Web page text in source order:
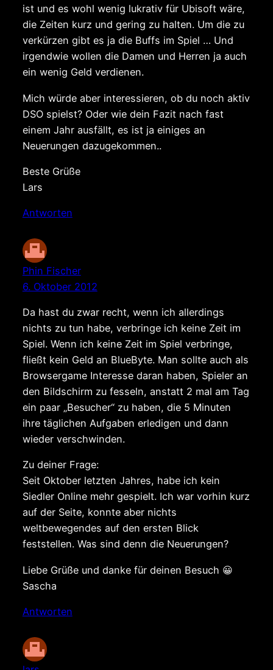
ist und es wohl wenig lukrativ für Ubisoft wäre,
die Zeiten kurz und gering zu halten. Um die zu
verkürzen gibt es ja die Buffs im Spiel … Und
irgendwie wollen die Damen und Herren ja auch
ein wenig Geld verdienen.
Mich würde aber interessieren, ob du noch aktiv
DSO spielst? Oder wie dein Fazit nach fast
einem Jahr ausfällt, es ist ja einiges an
Neuerungen dazugekommen..
Beste Grüße
Lars
Antworten
Phin Fischer
6. Oktober 2012
Da hast du zwar recht, wenn ich allerdings
nichts zu tun habe, verbringe ich keine Zeit im
Spiel. Wenn ich keine Zeit im Spiel verbringe,
fließt kein Geld an BlueByte. Man sollte auch als
Browsergame Interesse daran haben, Spieler an
den Bildschirm zu fesseln, anstatt 2 mal am Tag
ein paar „Besucher“ zu haben, die 5 Minuten
ihre täglichen Aufgaben erledigen und dann
wieder verschwinden.
Zu deiner Frage:
Seit Oktober letzten Jahres, habe ich kein
Siedler Online mehr gespielt. Ich war vorhin kurz
auf der Seite, konnte aber nichts
weltbewegendes auf den ersten Blick
feststellen. Was sind denn die Neuerungen?
Liebe Grüße und danke für deinen Besuch 😀
Sascha
Antworten